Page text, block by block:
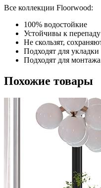
Все коллекции Floorwood:
100% водостойкие
Устойчивы к
Не скользят,
Подходят для
Подходят для
Похожие товары